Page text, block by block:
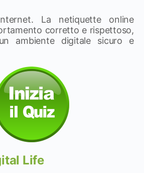
La netiquette online
corretto e rispettoso,
ambiente digitale sicuro e
Life